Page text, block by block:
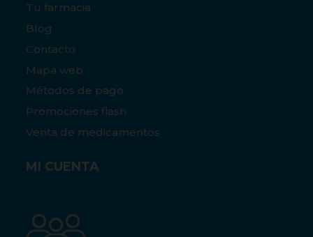
Tu farmacia
Blog
Contacto
Mapa web
Métodos de pago
Promociones flash
Venta de medicamentos
MI CUENTA